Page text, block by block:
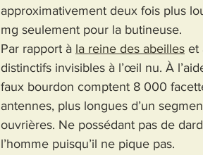
approximativement deux fois plus
mg seulement pour la butineuse.
Par rapport à la reine des abeilles et
distinctifs invisibles à l’œil nu. À
faux bourdon comptent 8 000
antennes, plus longues d’un
ouvrières. Ne possédant pas de
l’homme puisqu’il ne pique pas.